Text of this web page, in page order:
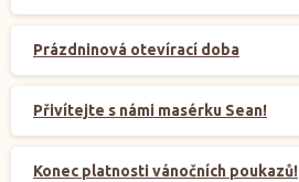
Prázdninová otevírací doba
Přivítejte s námi masérku Sean!
Konec platnosti vánočních poukazů!